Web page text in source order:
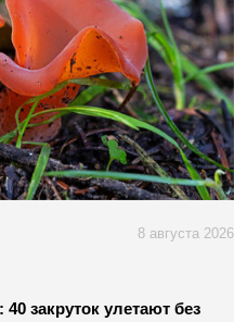
8 августа 2026
закруток улетают без